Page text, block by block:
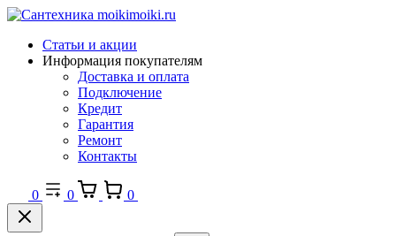
Статьи и акции
Информация покупателям
Доставка и оплата
Подключение
Кредит
Гарантия
Ремонт
Контакты
0 0 0